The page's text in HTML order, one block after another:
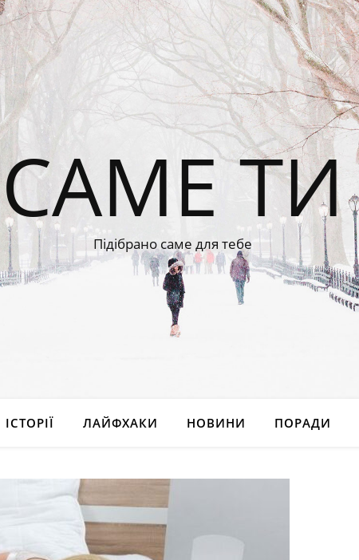
САМЕ ТИ
Підібрано саме для тебе
ІСТОРІЇ ЛАЙФХАКИ НОВИНИ ПОРАДИ